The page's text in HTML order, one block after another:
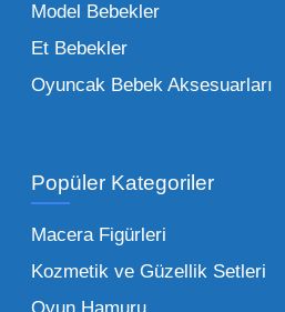
figürlerden geleneksel
her şeyi
İşletmeler için toptan
şüphesiz ki birim
Oyuncak toptan
Model Bebekler
Et Bebekler
Oyuncak Bebek Aksesuarları
Popüler Kategoriler
Macera Figürleri
Kozmetik ve Güzellik Setleri